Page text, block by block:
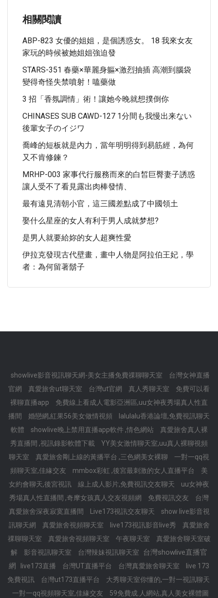
相關閱讀
ABP-823 女優的姐姐，是個誘惑女。 18 我來女友
家玩的時候被她姐姐強迫發
STARS-351 春藥×華麗身軀×激烈抽插 高潮到腦袋
變得奇怪失禁噴射！嗑藥做
3 招「香氛調情」術！讓她今晚就想撲倒你
CHINASES SUB CAWD-127 1分間も我慢出来ない
後輩女子のイジワ
喬峰的短板就是內力，當年明明得到易筋經，為何
又不肯修鍊？
MRHP-003 家事代行服務而來的白皙巨臀妻子誘惑
讓人受不了看見露出肉棒發情、
最有遠見清朝小官，這三國差點成了中國領土
娶什么星座的女人有利于男人成就梦想?
是男人就要給妳的女人超爽性愛
伊拉克發現古代壁畫，畫中人物是阿拉伯王妃，學
者：為何留著鬍子
showlive影音視訊聊天網-美女主播免費祼聊聊天室
台灣女神直播
官網
真愛旅舍ut聊天室 台灣ut官網 真人秀聊天室
免費可以看
裸聊直播app
免費線上看成人電影亞洲區,uu女神夜秀場真人性直
播間
婚戀網,紅果56美女做情視頻
lalulalu香港論壇,免費視訊聊天
軟體
showlive晚上禁用直播app軟件 ,情色網站
真愛旅舍真人裸
秀直播間 ,視訊錄影軟體下載
YY美女激情聊天室,uu真人裸聊視頻
聊天室
真愛旅舍剛上線的黃播平台 ,三色網美女裸聊
一對一qq視
頻聊天室,佳緣交友
mmbox彩虹 ,後宮最刺激的女人直播平台
美
女約會聊天,後宮視訊
線上成人影片,免費視訊交友聊天
uu女神夜
秀場真人性直播間 ,奇摩女孩真人交友視頻網
免費視訊交友
台灣
真愛旅舍深夜寂寞直播間
Live173視訊交友聊天
show live影音視
訊聊天網
真愛旅舍視頻聊天室 live173視訊影音live秀
真愛旅舍
祼聊聊天室
真愛旅舍視頻聊天室 午夜聊天室
真愛旅舍聊天室破
解
影音視訊聊天室 台灣辣妹視訊聊天室
台灣showlive直播官
網
live173直播 台灣UT直播平台 台灣真愛旅舍聊天室
live 173
免費視訊
台灣ut173直播平台
大秀聊天室你懂的,一對一視訊聊天
一對一qq視頻聊天室,佳緣交友
59免費成.人網站,真人美女裸體圖